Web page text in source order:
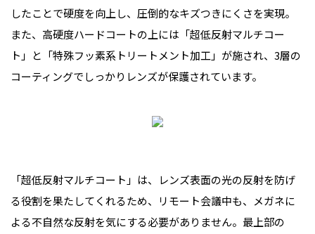
したことで硬度を向上し、圧倒的なキズつきにくさを実現。
また、高硬度ハードコートの上には「超低反射マルチコー
ト」と「特殊フッ素系トリートメント加工」が施され、3層の
コーティングでしっかりレンズが保護されています。
「超低反射マルチコート」は、レンズ表面の光の反射を防げ
る役割を果たしてくれるため、リモート会議中も、メガネに
よる不自然な反射を気にする必要がありません。最上部の